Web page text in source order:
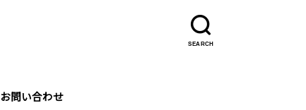
SEARCH
お問い合わせ